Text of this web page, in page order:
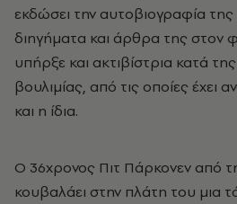
εκδώσει την αυτοβιογραφία της
διηγήματα και άρθρα της στον
υπήρξε και ακτιβίστρια κατά
βουλιμίας, από τις οποίες έχει
και η ίδια.
Ο 36χρονος Πιτ Πάρκονεν από
κουβαλάει στην πλάτη του μια